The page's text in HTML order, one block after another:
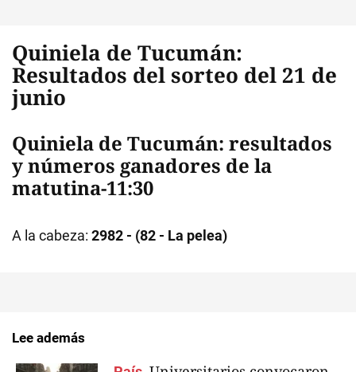
Quiniela de Tucumán:
Resultados del sorteo del 21 de
junio
Quiniela de Tucumán: resultados
y números ganadores de la
matutina-11:30
A la cabeza: 2982 - (82 - La pelea)
Lee además